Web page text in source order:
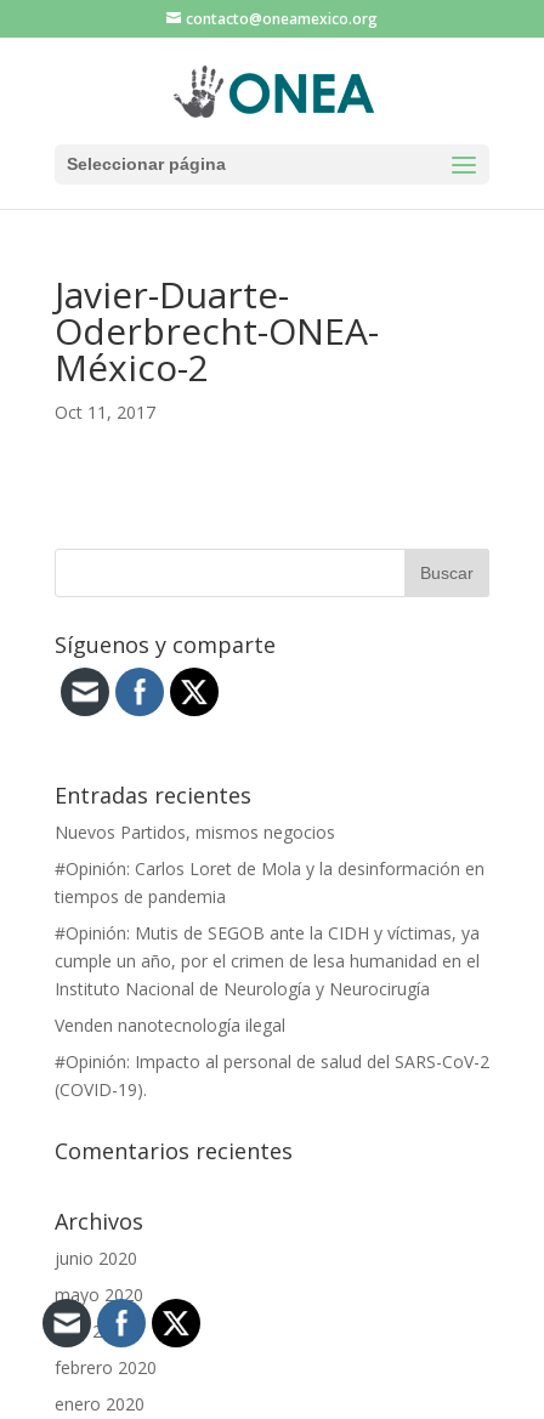
contacto@oneamexico.org
Seleccionar página
Javier-Duarte-
Oderbrecht-ONEA-
México-2
Oct 11, 2017
Síguenos y comparte
Entradas recientes
Nuevos Partidos, mismos negocios
#Opinión: Carlos Loret de Mola y la desinformación en
tiempos de pandemia
#Opinión: Mutis de SEGOB ante la CIDH y víctimas, ya
cumple un año, por el crimen de lesa humanidad en el
Instituto Nacional de Neurología y Neurocirugía
Venden nanotecnología ilegal
#Opinión: Impacto al personal de salud del SARS-CoV-2
(COVID-19).
Comentarios recientes
Archivos
junio 2020
mayo 2020
abril 2020
febrero 2020
enero 2020